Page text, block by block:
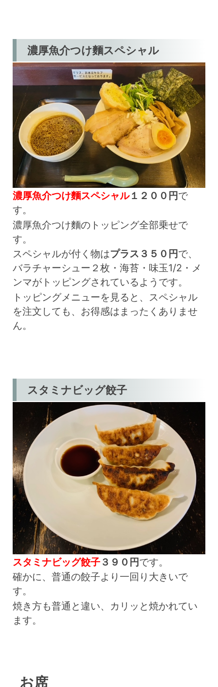
濃厚魚介つけ麵スペシャル
濃厚魚介つけ麵スペシャル１２００円で
す。
濃厚魚介つけ麵のトッピング全部乗せで
す。
スペシャルが付く物はプラス３５０円で、
バラチャーシュー２枚・海苔・味玉1/2・メ
ンマがトッピングされているようです。
トッピングメニューを見ると、スペシャル
を注文しても、お得感はまったくありませ
ん。
スタミナビッグ餃子
スタミナビッグ餃子 ３９０円です。
確かに、普通の餃子より一回り大きいで
す。
焼き方も普通と違い、カリッと焼かれてい
ます。
お席